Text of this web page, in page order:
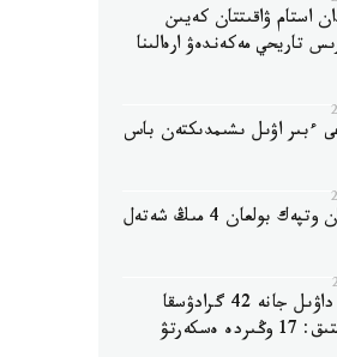
70 جىلدان استام ۋاقىتتان كەيىن
تاريحي مەكەندەۋ ارەالىنا
ءبىر اۋىل ىشىمدىكتەن باس
شىلدەدە شەكارادان وتپەك بولعان 4 مىڭ شەتەل
نايزاعاي، شاڭدى داۋىل جانە 42 گرادۋسقا
دەيىنگى اپتاپ ىستىق: 17 وڭىردە ەسكەرتۋ